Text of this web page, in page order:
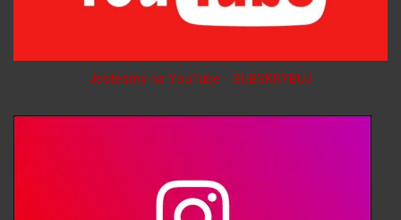
Jesteśmy na YouTube - SUBSKRYBUJ